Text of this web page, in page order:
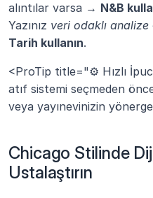
alıntılar varsa → N&B
Yazınız veri odaklı analize
Tarih kullanın.
<ProTip title="⚙️ Hızlı
atıf sistemi seçmeden
veya yayınevinizin
Chicago Stilinde
Ustalaştırın